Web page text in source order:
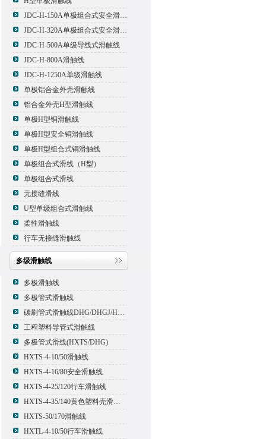
JDC-H-150A单极组合式安全滑触线
JDC-H-320A单极组合式安全滑触线
JDC-H-500A单级导线式滑触线
JDC-H-800A滑触线
JDC-H-1250A单级滑触线
单极铝合金外壳滑触线
铝合金外壳H型滑触线
单极H型铜滑触线
单极H型安全铜滑触线
单极H型组合式铜滑触线
单极组合式滑线（H型）
单极组合式滑线
无接缝滑线
U型单级组合式滑触线
柔性滑触线
行车无接缝滑触线
多级滑触线
多极滑触线
多极管式滑触线
碳刷管式滑触线DHG/DHGJ/HXTL/HXTS-4
工程塑料导管式滑触线
多极管式滑线(HXTS/DHG)
HXTS-4-10/50滑触线
HXTS-4-16/80安全滑触线
HXTS-4-25/120行车滑触线
HXTS-4-35/140黄色塑料壳滑触线
HXTS-50/170滑触线
HXTL-4-10/50行车滑触线